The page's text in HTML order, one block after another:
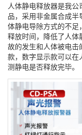
人体静电释放器是我
品，采用非金属合成
体静电导除方式的不
释放时间，降低了人
故的发生和人体被电
款，数字显示款可以
测静电是否释放完毕。